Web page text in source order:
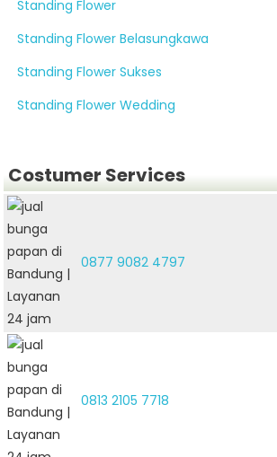
Standing Flower
Standing Flower Belasungkawa
Standing Flower Sukses
Standing Flower Wedding
Costumer Services
0877 9082 4797
0813 2105 7718